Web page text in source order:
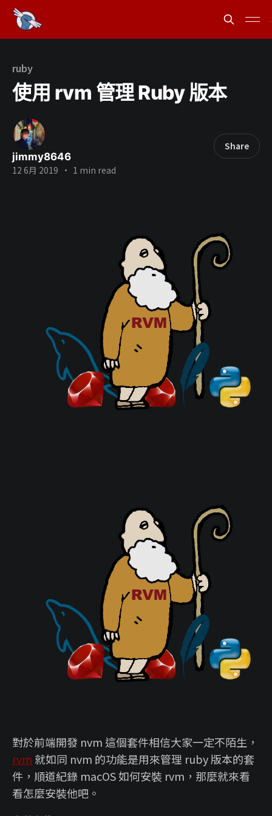
ruby
使用 rvm 管理 Ruby 版本
jimmy8646
12 6月 2019 • 1 min read
Share
對於前端開發 nvm 這個套件相信大家一定不陌生，
rvm 就如同 nvm 的功能是用來管理 ruby 版本的套
件，順道紀錄 macOS 如何安裝 rvm，那麼就來看
看怎麼安裝他吧。